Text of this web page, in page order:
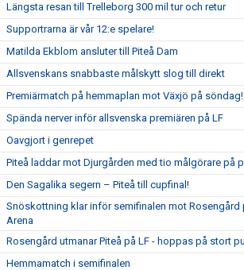
Längsta resan till Trelleborg 300 mil tur och retur
Supportrarna är vår 12:e spelare!
Matilda Ekblom ansluter till Piteå Dam
Allsvenskans snabbaste målskytt slog till direkt
Premiärmatch på hemmaplan mot Växjö på söndag!
Spända nerver inför allsvenska premiären på LF
Oavgjort i genrepet
Piteå laddar mot Djurgården med tio målgörare på
Den Sagalika segern – Piteå till cupfinal!
Snöskottning klar inför semifinalen mot Rosengård
Arena
Rosengård utmanar Piteå på LF - hoppas på stort
Hemmamatch i semifinalen